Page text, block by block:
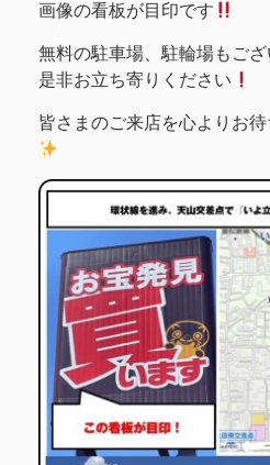
画像の看板が目印です
無料の駐車場、駐輪場もござ
是非お立ち寄りください
皆さまのご来店を心よりお